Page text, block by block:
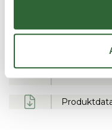
innehåller
inspiration.